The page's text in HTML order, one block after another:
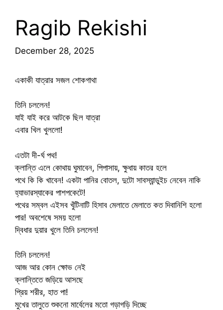
Ragib Rekishi
December 28, 2025
একাকী যাত্রার সজল শোকগাথা
তিনি চললেন!
যাই যাই করে আটকে ছিল যাত্রা
এবার খিল খুললো!
এতটা দী-র্ঘ পথ!
ক্লান্তি এলে কোথায় ঘুমাবেন, পিপাসায়, ক্ষুধায় কাতর হলে
পথে কি কি খাবেন! একটা পানির বোতল, দুটো সাবস্যান্ডুইচ নেবেন নাকি
হ্যাভারস্যাকের পাশপকেটে!
পথের সম্বল এইসব খুঁটিনাটি হিসাব মেলাতে মেলাতে কত দিবানিশি হলো
পার! অবশেষে সময় হলো
দ্বিধার দুয়ার খুলে তিনি চললেন!
তিনি চললেন!
আজ আর কোন ক্ষোভ নেই
ক্লান্তিতে জড়িয়ে আসছে
প্রিয় শরীর, হাত পা!
মুখের তালুতে শুকনো মার্বেলের মতো গড়াগড়ি দিচ্ছে